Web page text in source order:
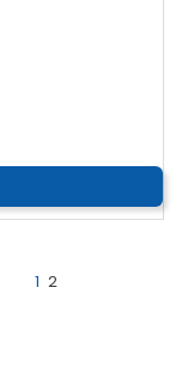
1 2